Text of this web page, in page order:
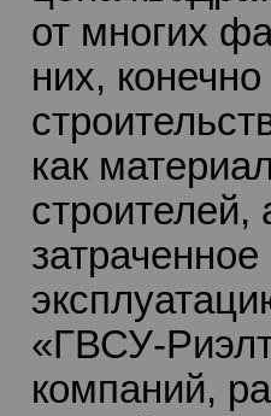
от многих
них,
как
строителей,
«ГВСУ-
компаний,